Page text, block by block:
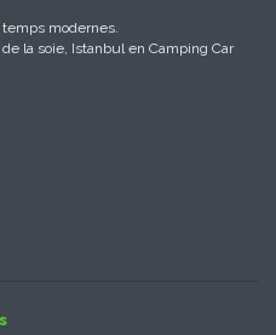
temps modernes.
la soie, Istanbul en Camping Car